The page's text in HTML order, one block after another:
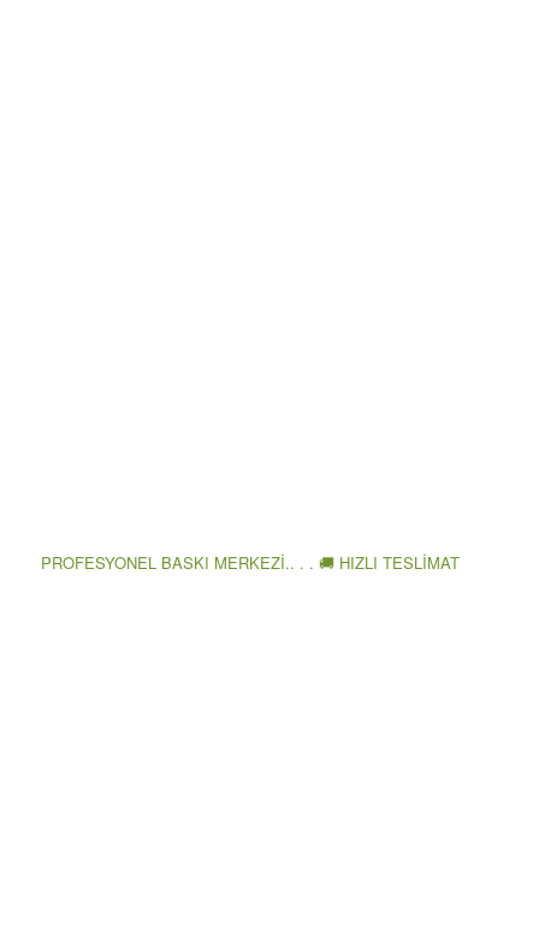
PROFESYONEL BASKI MERKEZİ.. . . 🚚 HIZLI TESLİMAT